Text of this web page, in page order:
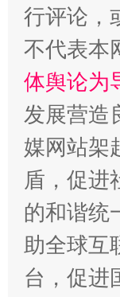
行评论，
不代表本
体舆论为
发展营造
媒网站架
盾，促进
的和谐统
助全球互
台，促进